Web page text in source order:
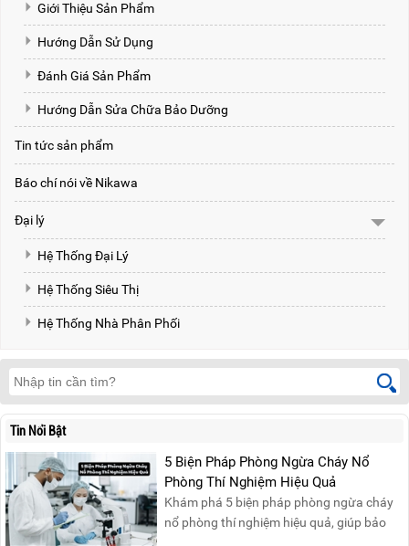
Giới Thiệu Sản Phẩm
Hướng Dẫn Sử Dụng
Đánh Giá Sản Phẩm
Hướng Dẫn Sửa Chữa Bảo Dưỡng
Tin tức sản phẩm
Báo chí nói về Nikawa
Đại lý
Hệ Thống Đại Lý
Hệ Thống Siêu Thị
Hệ Thống Nhà Phân Phối
Tin Nổi Bật
5 Biện Pháp Phòng Ngừa Cháy Nổ
Phòng Thí Nghiệm Hiệu Quả
Khám phá 5 biện pháp phòng ngừa cháy
nổ phòng thí nghiệm hiệu quả, giúp bảo